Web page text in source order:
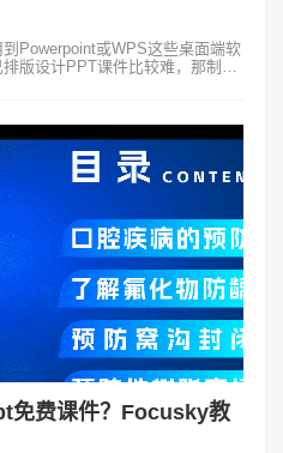
Powerpoint或WPS这些桌面端软
版设计PPT课件比较难，那制作
免费课件？Focusky教